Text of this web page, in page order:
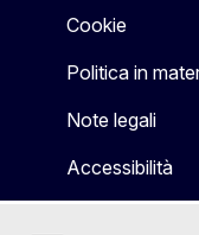
Cookie
Politica in
Note legali
Accessibilità